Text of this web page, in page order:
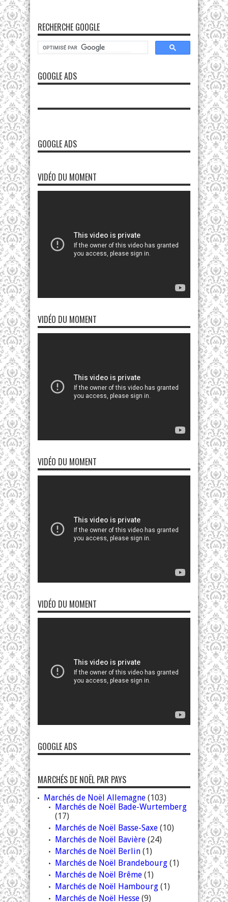
RECHERCHE GOOGLE
GOOGLE ADS
GOOGLE ADS
VIDÉO DU MOMENT
VIDÉO DU MOMENT
VIDÉO DU MOMENT
VIDÉO DU MOMENT
GOOGLE ADS
MARCHÉS DE NOËL PAR PAYS
Marchés de Noël Allemagne (103)
Marchés de Noël Bade-Wurtemberg
(17)
Marchés de Noël Basse-Saxe (10)
Marchés de Noël Bavière (24)
Marchés de Noël Berlin (1)
Marchés de Noël Brandebourg (1)
Marchés de Noël Brême (1)
Marchés de Noël Hambourg (1)
Marchés de Noël Hesse (9)